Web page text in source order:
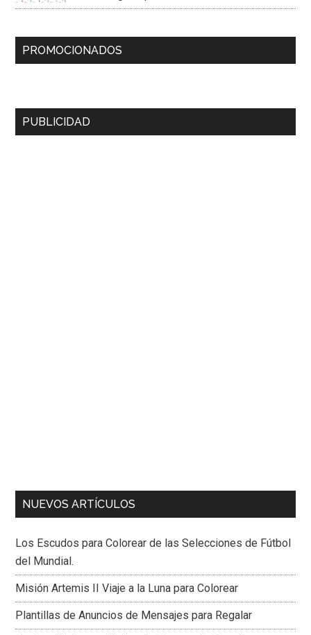
PROMOCIONADOS
PUBLICIDAD
NUEVOS ARTÍCULOS
Los Escudos para Colorear de las Selecciones de Fútbol
del Mundial.
Misión Artemis II Viaje a la Luna para Colorear
Plantillas de Anuncios de Mensajes para Regalar